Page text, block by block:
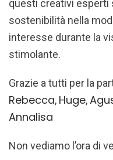
questi creativi esperti
sostenibilità nella
interesse durante la
stimolante.
Grazie a tutti per la
Rebecca, Huge,
Annalisa
Non vediamo l’ora di